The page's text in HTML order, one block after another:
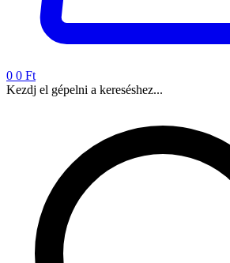
0 0 Ft
Kezdj el gépelni a kereséshez...